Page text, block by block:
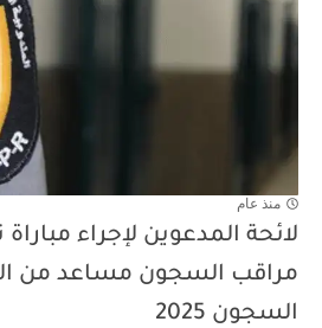
منذ عام
مراقب السجون مساعد من
السجون 2025